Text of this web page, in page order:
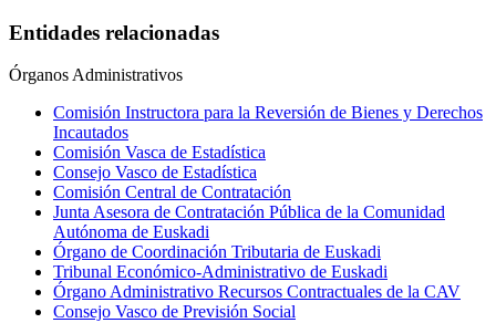
Entidades relacionadas
Órganos Administrativos
Comisión Instructora para la Reversión de Bienes y Derechos
Incautados
Comisión Vasca de Estadística
Consejo Vasco de Estadística
Comisión Central de Contratación
Junta Asesora de Contratación Pública de la Comunidad
Autónoma de Euskadi
Órgano de Coordinación Tributaria de Euskadi
Tribunal Económico-Administrativo de Euskadi
Órgano Administrativo Recursos Contractuales de la CAV
Consejo Vasco de Previsión Social